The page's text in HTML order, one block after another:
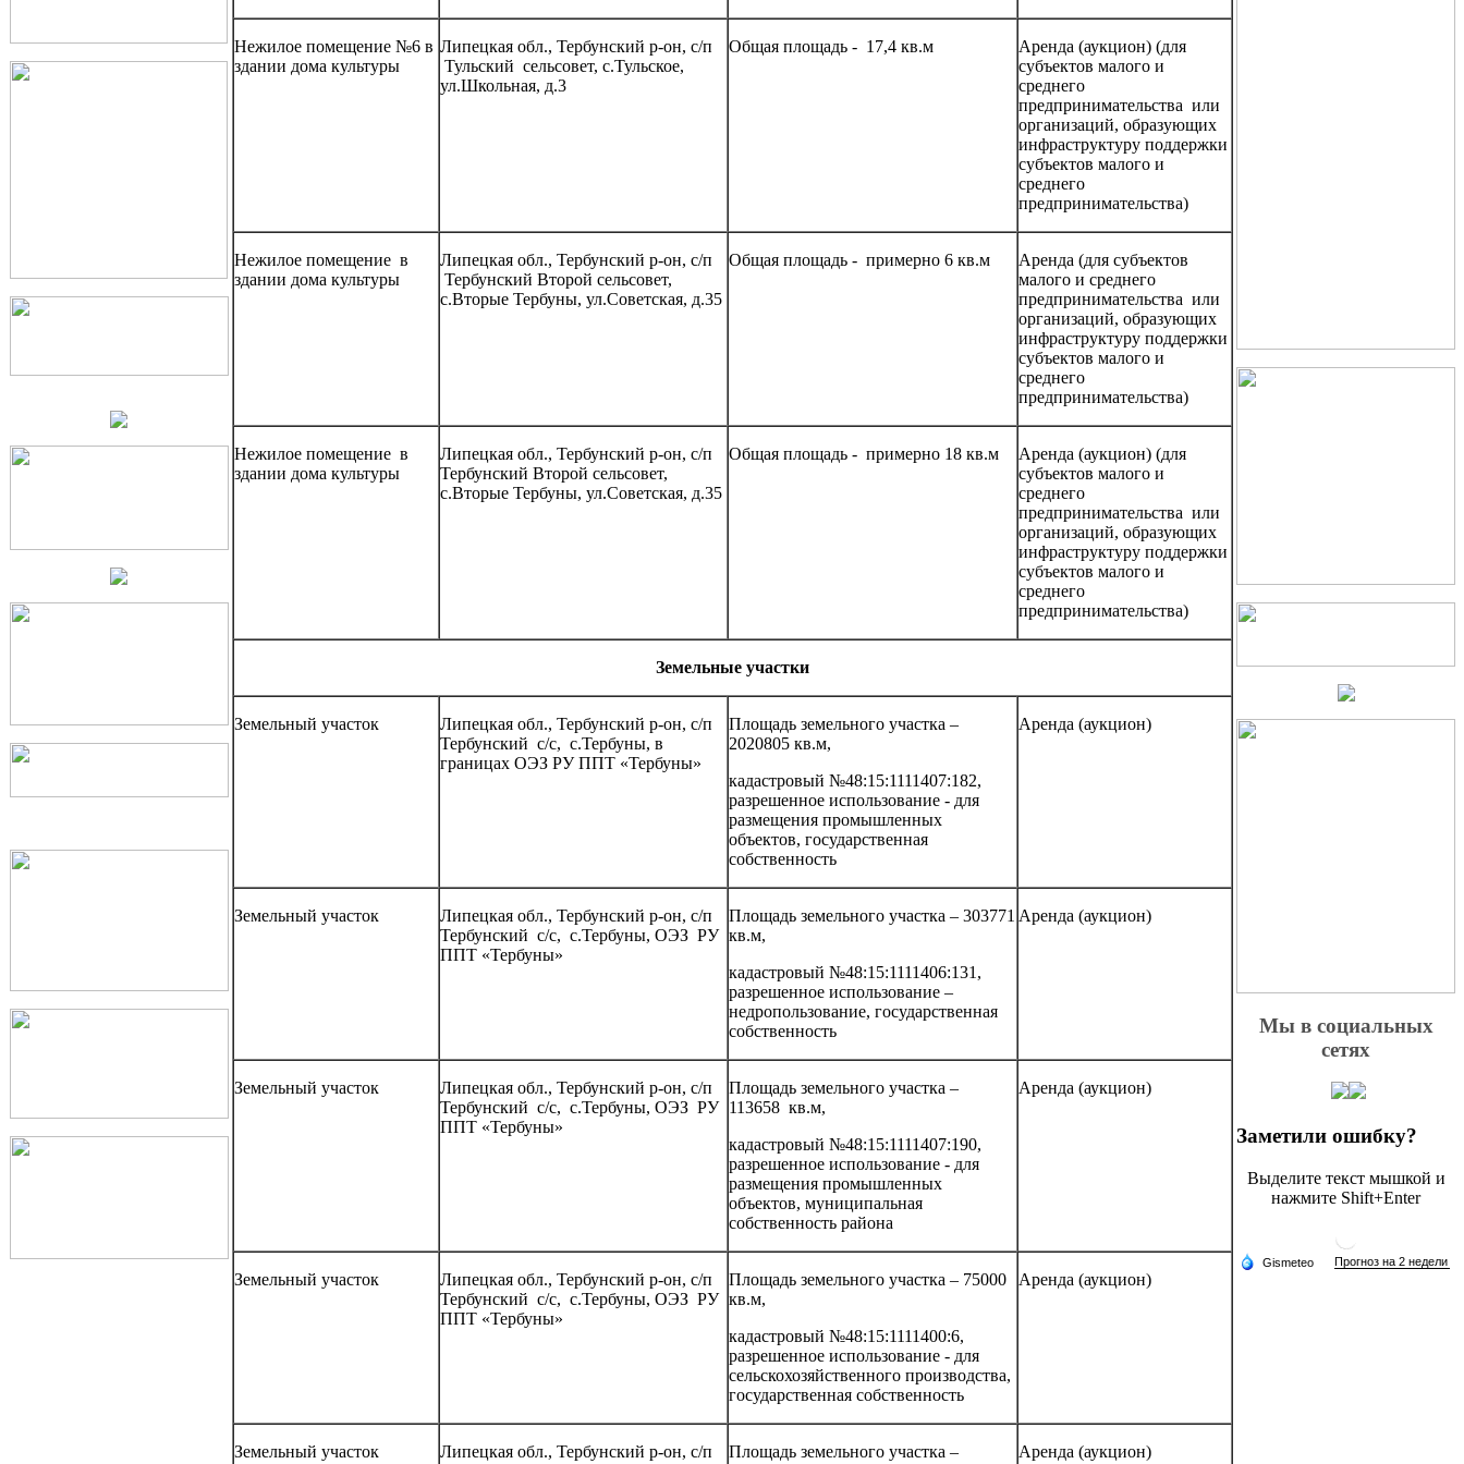
Нежилое помещение №6 в
здании дома культуры
Липецкая обл., Тербунский р-он, с/п
Тульский сельсовет, с.Тульское,
ул.Школьная, д.3
Общая площадь - 17,4 кв.м
Аренда (аукцион) (для
субъектов малого и
среднего
предпринимательства или
организаций, образующих
инфраструктуру поддержки
субъектов малого и
среднего
предпринимательства)
Нежилое помещение в
здании дома культуры
Липецкая обл., Тербунский р-он, с/п
Тербунский Второй сельсовет,
с.Вторые Тербуны, ул.Советская, д.35
Общая площадь - примерно 6 кв.м
Аренда (для субъектов
малого и среднего
предпринимательства или
организаций, образующих
инфраструктуру поддержки
субъектов малого и
среднего
предпринимательства)
Нежилое помещение в
здании дома культуры
Липецкая обл., Тербунский р-он, с/п
Тербунский Второй сельсовет,
с.Вторые Тербуны, ул.Советская, д.35
Общая площадь - примерно 18 кв.м
Аренда (аукцион) (для
субъектов малого и
среднего
предпринимательства или
организаций, образующих
инфраструктуру поддержки
субъектов малого и
среднего
предпринимательства)
Земельные участки
Земельный участок
Липецкая обл., Тербунский р-он, с/п
Тербунский с/с, с.Тербуны, в
границах ОЭЗ РУ ППТ «Тербуны»
Площадь земельного участка –
2020805 кв.м,
кадастровый №48:15:1111407:182,
разрешенное использование - для
размещения промышленных
объектов, государственная
собственность
Аренда (аукцион)
Земельный участок
Липецкая обл., Тербунский р-он, с/п
Тербунский с/с, с.Тербуны, ОЭЗ РУ
ППТ «Тербуны»
Площадь земельного участка – 303771
кв.м,
кадастровый №48:15:1111406:131,
разрешенное использование –
недропользование, государственная
собственность
Аренда (аукцион)
Земельный участок
Липецкая обл., Тербунский р-он, с/п
Тербунский с/с, с.Тербуны, ОЭЗ РУ
ППТ «Тербуны»
Площадь земельного участка –
113658 кв.м,
кадастровый №48:15:1111407:190,
разрешенное использование - для
размещения промышленных
объектов, муниципальная
собственность района
Аренда (аукцион)
Земельный участок
Липецкая обл., Тербунский р-он, с/п
Тербунский с/с, с.Тербуны, ОЭЗ РУ
ППТ «Тербуны»
Площадь земельного участка – 75000
кв.м,
кадастровый №48:15:1111400:6,
разрешенное использование - для
сельскохозяйственного производства,
государственная собственность
Аренда (аукцион)
Земельный участок
Липецкая обл., Тербунский р-он, с/п
Площадь земельного участка –
Аренда (аукцион)
Мы в социальных
сетях
Заметили ошибку?
Выделите текст мышкой и
нажмите Shift+Enter